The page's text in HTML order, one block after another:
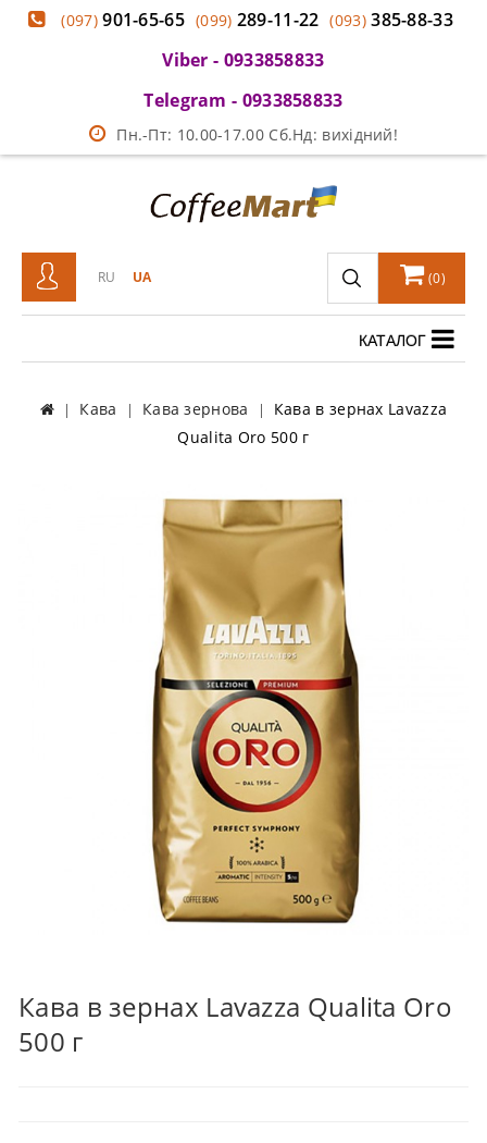
(097)901-65-65 (099) 289-11-22 (093)385-88-33
Viber - 0933858833
Telegram - 0933858833
Пн.-Пт: 10.00-17.00 Сб.Нд: вихідний!
RU UA (0)
КАТАЛОГ
Кава Кава зернова
Кава в зернах Lavazza
Qualita Oro 500 г
Кава в зернах Lavazza Qualita Oro
500 г